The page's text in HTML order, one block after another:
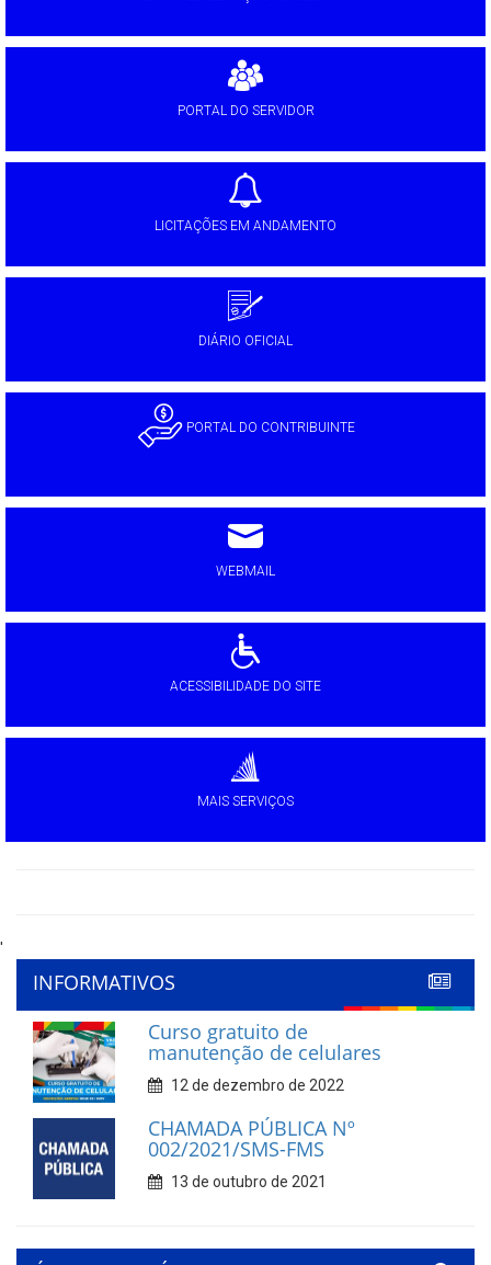
PORTAL DO SERVIDOR
LICITAÇÕES EM ANDAMENTO
DIÁRIO OFICIAL
PORTAL DO CONTRIBUINTE
WEBMAIL
ACESSIBILIDADE DO SITE
MAIS SERVIÇOS
'
INFORMATIVOS
Curso gratuito de
manutenção de celulares
12 de dezembro de 2022
CHAMADA PÚBLICA Nº
002/2021/SMS-FMS
13 de outubro de 2021